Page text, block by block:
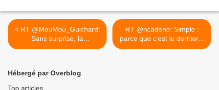
< RT @MouMou_Guichard:
Sans surprise, la
succursale...
RT @ncadene: Simple :
parce que c’est le dernier...
>
Hébergé par Overblog
Top articles